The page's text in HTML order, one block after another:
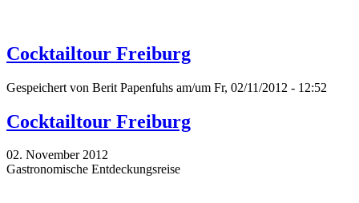
Cocktailtour Freiburg
Gespeichert von Berit Papenfuhs am/um Fr, 02/11/2012 - 12:52
Cocktailtour Freiburg
02. November 2012
Gastronomische Entdeckungsreise